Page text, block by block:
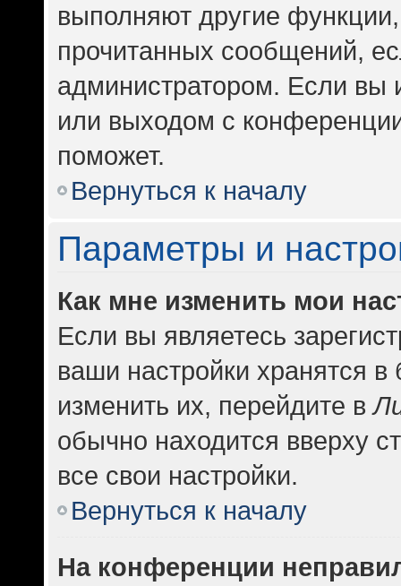
выполняют другие
прочитанных сообщений,
администратором. Если вы
или выходом с
поможет.
Вернуться к началу
Параметры и
Как мне изменить мои
Если вы являетесь
ваши настройки хранятся
изменить их, перейдите в
обычно находится вверху
все свои настройки.
Вернуться к началу
На конференции